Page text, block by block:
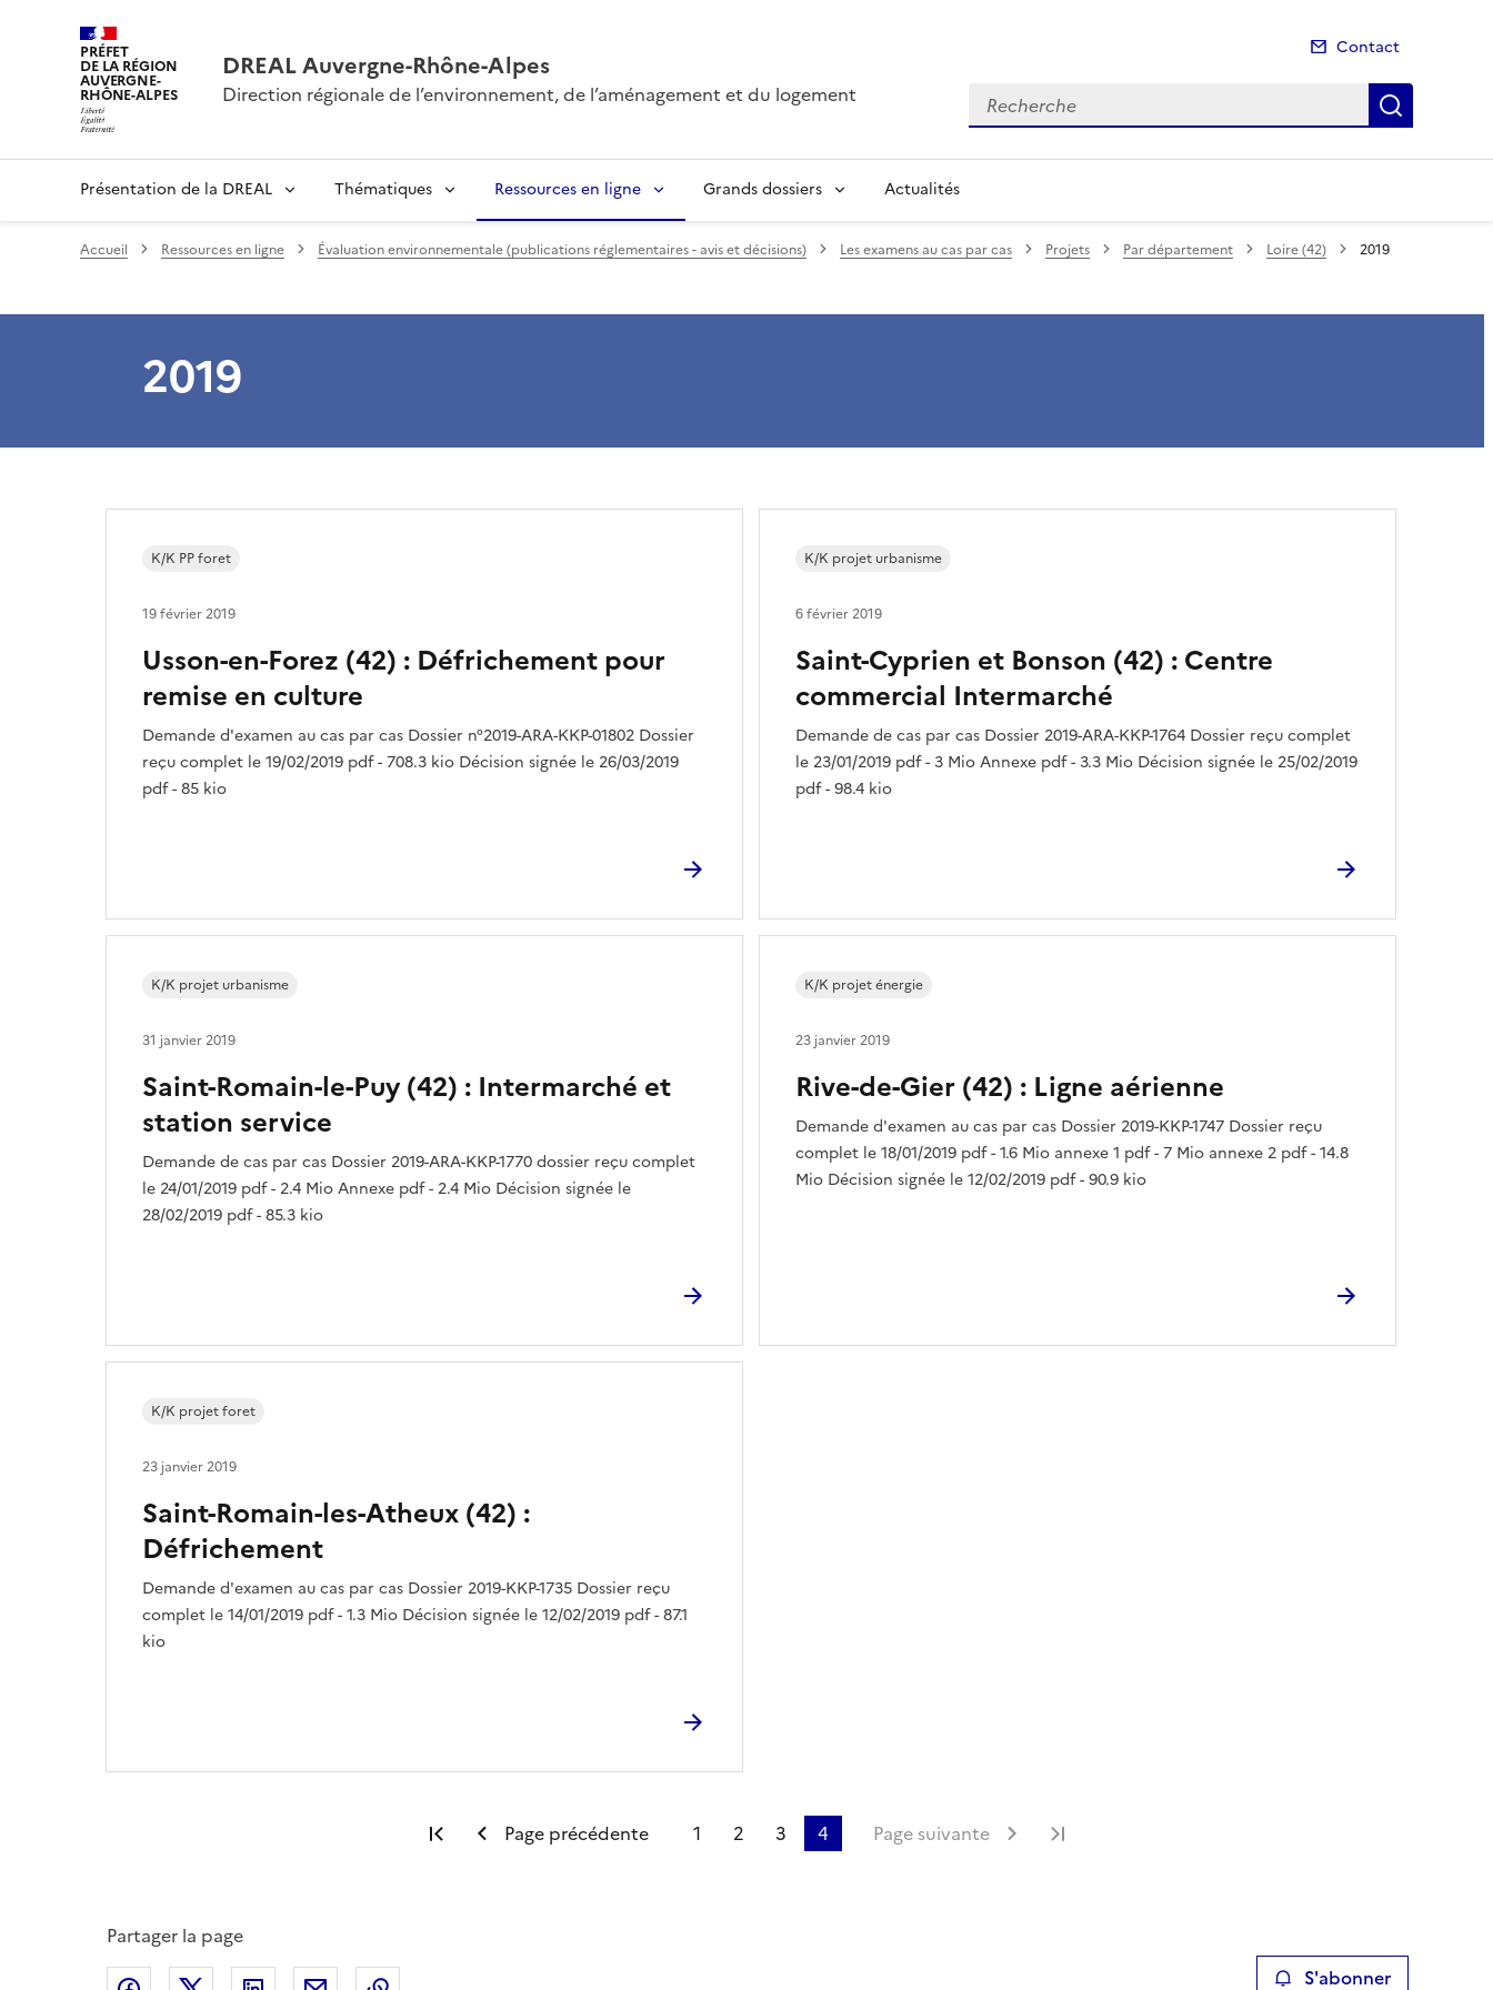
PRÉFET
DE LA RÉGION
AUVERGNE-
RHÔNE-ALPES
DREAL Auvergne-Rhône-Alpes
Direction régionale de l’environnement, de l’aménagement et du logement
Contact
Recherche
Présentation de la DREAL Thématiques Ressources en ligne Grands dossiers Actualités
Accueil Ressources en ligne Évaluation environnementale (publications réglementaires - avis et décisions) Les examens au cas par cas Projets Par département Loire (42) 2019
2019
Usson-en-Forez (42) : Défrichement pour
remise en culture
Demande d'examen au cas par cas Dossier n°2019-ARA-KKP-01802 Dossier
reçu complet le 19/02/2019 pdf - 708.3 kio Décision signée le 26/03/2019
pdf - 85 kio
K/K PP foret
19 février 2019
Saint-Cyprien et Bonson (42) : Centre
commercial Intermarché
Demande de cas par cas Dossier 2019-ARA-KKP-1764 Dossier reçu complet
le 23/01/2019 pdf - 3 Mio Annexe pdf - 3.3 Mio Décision signée le 25/02/2019
pdf - 98.4 kio
K/K projet urbanisme
6 février 2019
Saint-Romain-le-Puy (42) : Intermarché et
station service
Demande de cas par cas Dossier 2019-ARA-KKP-1770 dossier reçu complet
le 24/01/2019 pdf - 2.4 Mio Annexe pdf - 2.4 Mio Décision signée le
28/02/2019 pdf - 85.3 kio
K/K projet urbanisme
31 janvier 2019
Rive-de-Gier (42) : Ligne aérienne
Demande d'examen au cas par cas Dossier 2019-KKP-1747 Dossier reçu
complet le 18/01/2019 pdf - 1.6 Mio annexe 1 pdf - 7 Mio annexe 2 pdf - 14.8
Mio Décision signée le 12/02/2019 pdf - 90.9 kio
K/K projet énergie
23 janvier 2019
Saint-Romain-les-Atheux (42) :
Défrichement
Demande d'examen au cas par cas Dossier 2019-KKP-1735 Dossier reçu
complet le 14/01/2019 pdf - 1.3 Mio Décision signée le 12/02/2019 pdf - 87.1
kio
K/K projet foret
23 janvier 2019
Première page
Page précédente 1 2 3 4 Page suivante
Partager la page
S'abonner